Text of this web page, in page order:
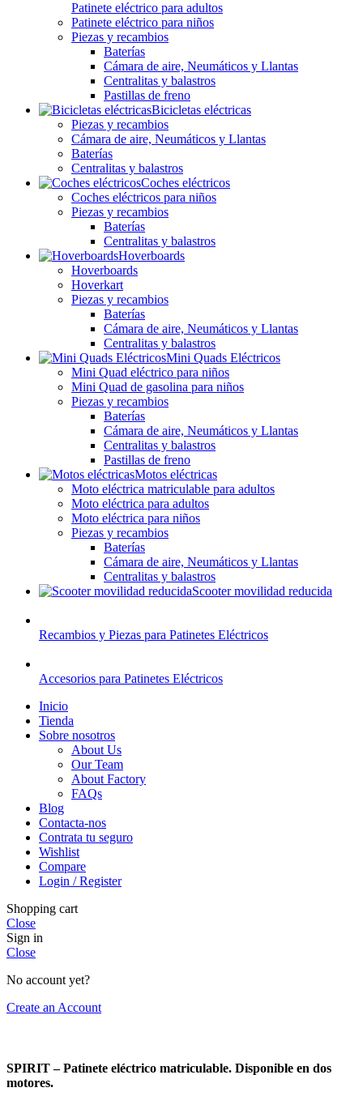
Patinete eléctrico para adultos
Patinete eléctrico para niños
Piezas y recambios
Baterías
Cámara de aire, Neumáticos y Llantas
Centralitas y balastros
Pastillas de freno
Bicicletas eléctricas
Piezas y recambios
Cámara de aire, Neumáticos y Llantas
Baterías
Centralitas y balastros
Coches eléctricos
Coches eléctricos para niños
Piezas y recambios
Baterías
Centralitas y balastros
Hoverboards
Hoverboards
Hoverkart
Piezas y recambios
Baterías
Cámara de aire, Neumáticos y Llantas
Centralitas y balastros
Mini Quads Eléctricos
Mini Quad eléctrico para niños
Mini Quad de gasolina para niños
Piezas y recambios
Baterías
Cámara de aire, Neumáticos y Llantas
Centralitas y balastros
Pastillas de freno
Motos eléctricas
Moto eléctrica matriculable para adultos
Moto eléctrica para adultos
Moto eléctrica para niños
Piezas y recambios
Baterías
Cámara de aire, Neumáticos y Llantas
Centralitas y balastros
Scooter movilidad reducida
Recambios y Piezas para Patinetes Eléctricos
Accesorios para Patinetes Eléctricos
Inicio
Tienda
Sobre nosotros
About Us
Our Team
About Factory
FAQs
Blog
Contacta-nos
Contrata tu seguro
Wishlist
Compare
Login / Register
Shopping cart
Close
Sign in
Close
No account yet?
Create an Account
SPIRIT – Patinete eléctrico matriculable. Disponible en dos
motores.